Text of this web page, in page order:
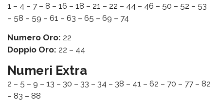
1 – 4 – 7 – 8 – 16 – 18 – 21 – 22 – 44 – 46 – 50 – 52 – 53
– 58 – 59 – 61 – 63 – 65 – 69 – 74
Numero Oro: 22
Doppio Oro: 22 – 44
Numeri Extra
2 – 5 – 9 – 13 – 30 – 33 – 34 – 38 – 41 – 62 – 70 – 77 – 82
– 83 – 88